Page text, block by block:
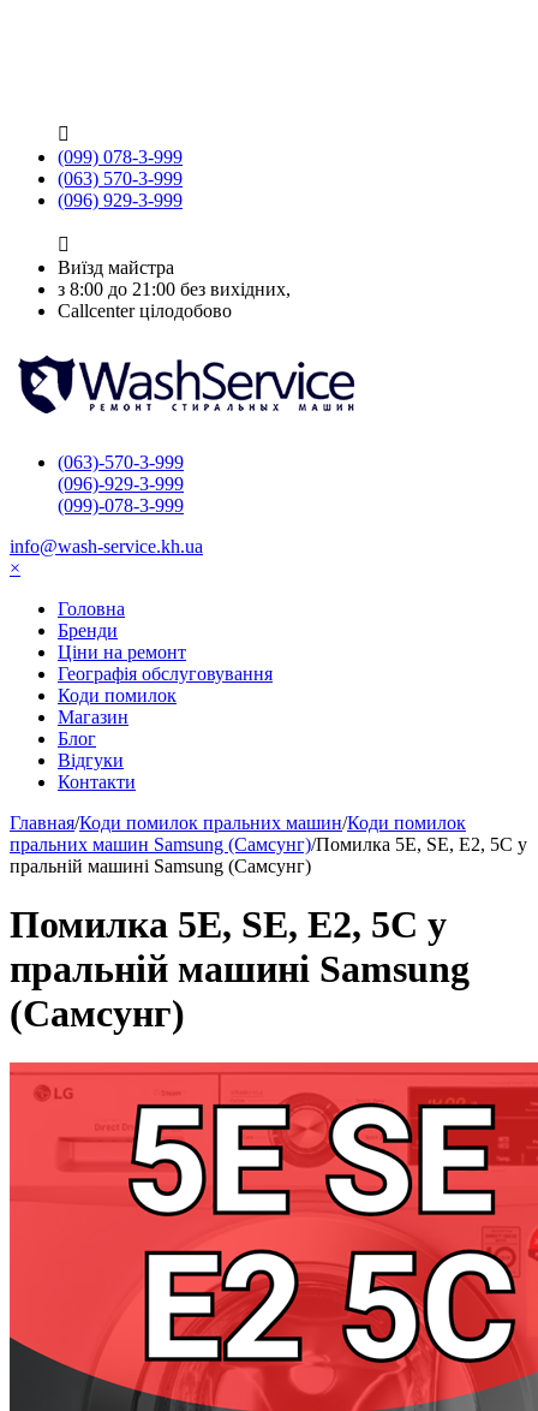

(099) 078-3-999
(063) 570-3-999
(096) 929-3-999

Виїзд майстра
з 8:00 до 21:00 без вихідних,
Callcenter цілодобово
(063)-570-3-999
(096)-929-3-999
(099)-078-3-999
info@wash-service.kh.ua
×
Головна
Бренди
Ціни на ремонт
Географія обслуговування
Коди помилок
Магазин
Блог
Відгуки
Контакти
Главная/Коди помилок пральних машин/Коди помилок
пральних машин Samsung (Самсунг)/Помилка 5Е, SE, Е2, 5С у
пральній машині Samsung (Самсунг)
Помилка 5Е, SE, Е2, 5С у
пральній машині Samsung
(Самсунг)